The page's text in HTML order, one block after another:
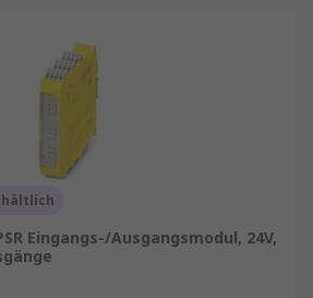
Eingangs-/Ausgangsmodul, 24V,